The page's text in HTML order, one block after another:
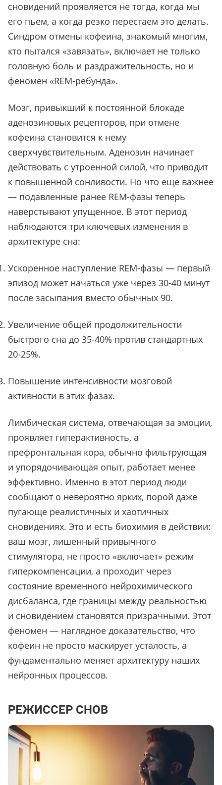
сновидений проявляется не тогда, когда мы
его пьем, а когда резко перестаем это делать.
Синдром отмены кофеина, знакомый многим,
кто пытался «завязать», включает не только
головную боль и раздражительность, но и
феномен «REM-ребунда».
Мозг, привыкший к постоянной блокаде
аденозиновых рецепторов, при отмене
кофеина становится к нему
сверхчувствительным. Аденозин начинает
действовать с утроенной силой, что приводит
к повышенной сонливости. Но что еще важнее
— подавленные ранее REM-фазы теперь
наверстывают упущенное. В этот период
наблюдаются три ключевых изменения в
архитектуре сна:
Ускоренное наступление REM-фазы — первый
эпизод может начаться уже через 30-40 минут
после засыпания вместо обычных 90.
Увеличение общей продолжительности
быстрого сна до 35-40% против стандартных
20-25%.
Повышение интенсивности мозговой
активности в этих фазах.
Лимбическая система, отвечающая за эмоции,
проявляет гиперактивность, а
префронтальная кора, обычно фильтрующая
и упорядочивающая опыт, работает менее
эффективно. Именно в этот период люди
сообщают о невероятно ярких, порой даже
пугающе реалистичных и хаотичных
сновидениях. Это и есть биохимия в действии:
ваш мозг, лишенный привычного
стимулятора, не просто «включает» режим
гиперкомпенсации, а проходит через
состояние временного нейрохимического
дисбаланса, где границы между реальностью
и сновидением становятся призрачными. Этот
феномен — наглядное доказательство, что
кофеин не просто маскирует усталость, а
фундаментально меняет архитектуру наших
нейронных процессов.
РЕЖИССЕР СНОВ